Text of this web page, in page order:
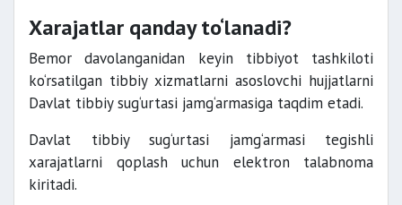
Xarajatlar qanday to‘lanadi?
Bemor davolanganidan keyin tibbiyot tashkiloti
ko‘rsatilgan tibbiy xizmatlarni asoslovchi hujjatlarni
Davlat tibbiy sug‘urtasi jamg‘armasiga taqdim etadi.
Davlat tibbiy sug‘urtasi jamg‘armasi tegishli
xarajatlarni qoplash uchun elektron talabnoma
kiritadi.